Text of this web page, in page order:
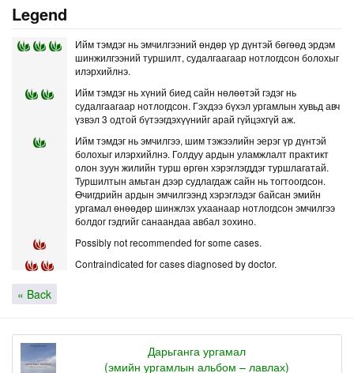
Legend
Ийм тэмдэг нь эмчилгээний өндөр үр дүнтэй бөгөөд эрдэм
шинжилгээний туршилт, судалгаагаар нотлогдсон болохыг
илэрхийлнэ.
Ийм тэмдэг нь хүний биед сайн нөлөөтэй гэдэг нь
судалгаагаар нотлогдсон. Гэхдээ бүхэл ургамлын хувьд авч
үзвэл 3 одтой бүтээгдэхүүнийг арай гүйцэхгүй аж.
Ийм тэмдэг нь эмчилгээ, шим тэжээлийн эерэг үр дүнтэй
болохыг илэрхийлнэ. Голдуу ардын уламжлалт практикт
олон зуун жилийн турш өргөн хэрэглэгддэг туршлагатай.
Туршилтын амьтан дээр судлагдаж сайн нь тогтоогдсон.
Өчигдрийн ардын эмчилгээнд хэрэглэдэг байсан эмийн
ургамал өнөөдөр шинжлэх ухаанаар нотлогдсон эмчилгээ
болдог гэдгийг санаандаа авбал зохино.
Possibly not recommended for some cases.
Contraindicated for cases diagnosed by doctor.
« Back
Дарьганга ургамал
(эмийн ургамлын альбом – лавлах)